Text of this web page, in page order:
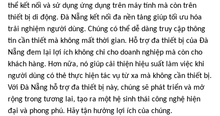
thể kết nối và sử dụng ứng dụng trên máy tính mà còn trên
thiết bị di động. Đà Nẵng kết nối đa nền tảng giúp tối ưu hóa
trải nghiệm người dùng. Chúng có thể dễ dàng truy cập thông
tin cần thiết mà không mất thời gian. Hỗ trợ đa thiết bị của Đà
Nẵng đem lại lợi ích không chỉ cho doanh nghiệp mà còn cho
khách hàng. Hơn nữa, nó giúp cải thiện hiệu suất làm việc khi
người dùng có thẻ thực hiện tác vụ từ xa mà không cần thiết bị.
Với Đà Nẵng hỗ trợ đa thiết bị này, chúng sẽ phát triển và mở
rộng trong tương lai, tạo ra một hệ sinh thái công nghệ hiện
đại và phong phú. Hãy tận hưởng lợi ích của chúng.